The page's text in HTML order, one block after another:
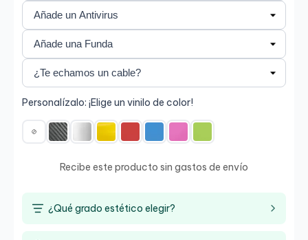
Personalízalo: ¡Elige un vinilo de color!
Recibe este producto sin gastos de envío
¿Qué grado estético elegir?